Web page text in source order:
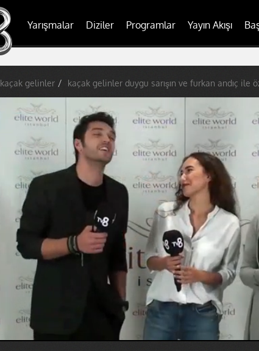
Yarışmalar Diziler Programlar Yayın Akışı
kaçak gelinler kaçak gelinler duygu sarışın ve furkan andıç ile